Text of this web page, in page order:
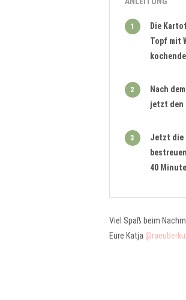
1
Die
Topf mit
2
Nach
jetzt den
3
Jetzt die
40
Viel Spaß beim
Eure Katja